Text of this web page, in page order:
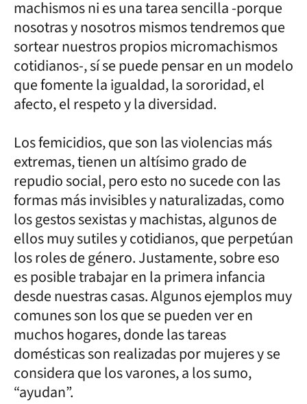
machismos ni es una tarea sencilla -porque
nosotras y nosotros mismos tendremos que
sortear nuestros propios micromachismos
cotidianos-, sí se puede pensar en un modelo
que fomente la igualdad, la sororidad, el
afecto, el respeto y la diversidad.
Los femicidios, que son las violencias más
extremas, tienen un altísimo grado de
repudio social, pero esto no sucede con las
formas más invisibles y naturalizadas, como
los gestos sexistas y machistas, algunos de
ellos muy sutiles y cotidianos, que perpetúan
los roles de género. Justamente, sobre eso
es posible trabajar en la primera infancia
desde nuestras casas. Algunos ejemplos muy
comunes son los que se pueden ver en
muchos hogares, donde las tareas
domésticas son realizadas por mujeres y se
considera que los varones, a los sumo,
“ayudan”.